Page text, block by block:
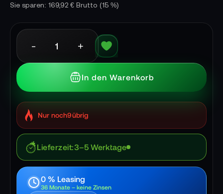
Sie sparen: 169,92 € Brutto (15 %)
- +
In den Warenkorb
Nur noch9übrig
Lieferzeit 3–5 Werktage
0 % Leasing
36 Monate – keine Zinsen